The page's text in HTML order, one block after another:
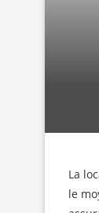
La
le